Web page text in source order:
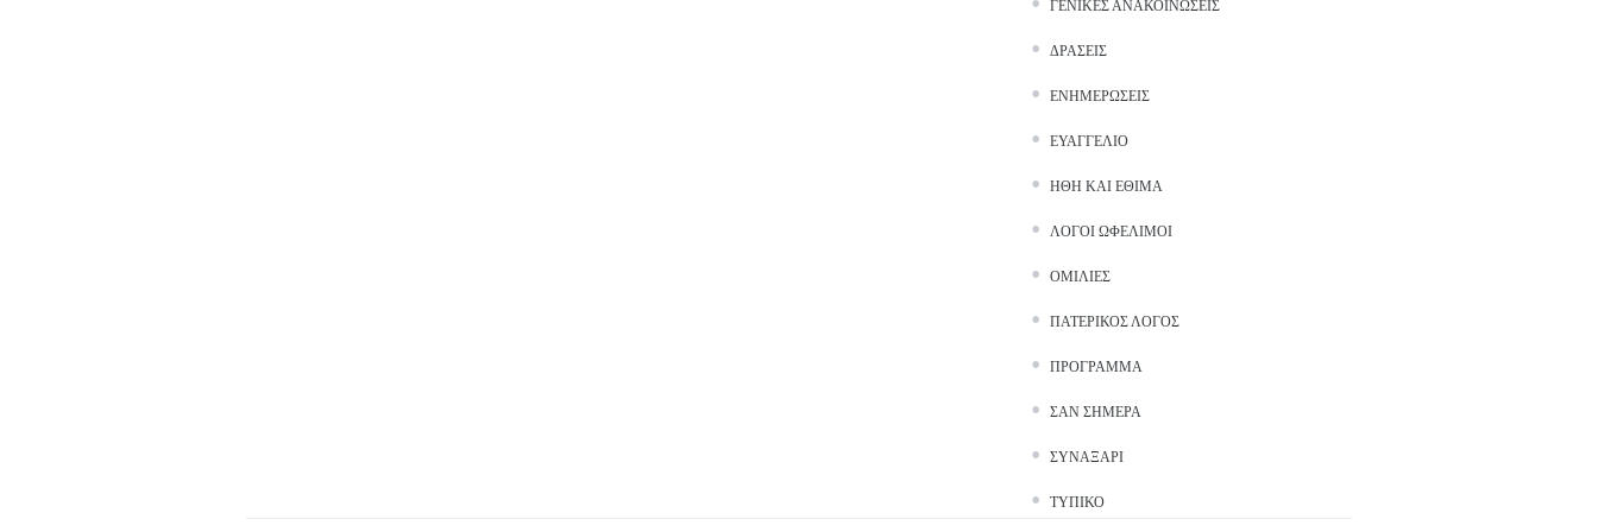
ΓΕΝΙΚΈΣ ΑΝΑΚΟΙΝΏΣΕΙΣ
ΔΡΆΣΕΙΣ
ΕΝΗΜΕΡΏΣΕΙΣ
ΕΥΑΓΓΈΛΙΟ
ΉΘΗ ΚΑΙ ΈΘΙΜΑ
ΛΌΓΟΙ ΩΦΈΛΙΜΟΙ
ΟΜΙΛΊΕΣ
ΠΑΤΕΡΙΚΌΣ ΛΌΓΟΣ
ΠΡΌΓΡΑΜΜΑ
ΣΑΝ ΣΉΜΕΡΑ
ΣΥΝΑΞΆΡΙ
ΤΥΠΙΚΌ